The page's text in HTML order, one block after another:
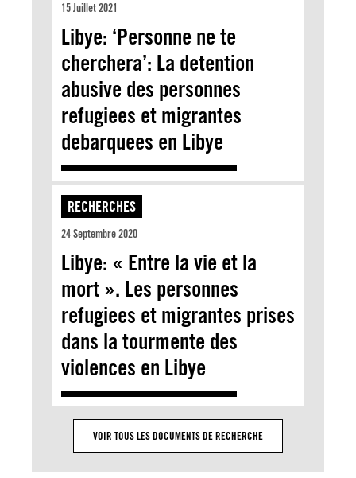
15 Juillet 2021
Libye: ‘Personne ne te
cherchera’: La detention
abusive des personnes
refugiees et migrantes
debarquees en Libye
RECHERCHES
24 Septembre 2020
Libye: « Entre la vie et la
mort ». Les personnes
refugiees et migrantes prises
dans la tourmente des
violences en Libye
VOIR TOUS LES DOCUMENTS DE RECHERCHE